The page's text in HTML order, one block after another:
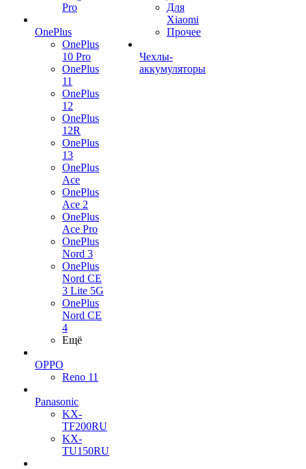
Pro
OnePlus
OnePlus
10 Pro
OnePlus
11
OnePlus
12
OnePlus
12R
OnePlus
13
OnePlus
Ace
OnePlus
Ace 2
OnePlus
Ace Pro
OnePlus
Nord 3
OnePlus
Nord CE
3 Lite 5G
OnePlus
Nord CE
4
Ещё
OPPO
Reno 11
Panasonic
KX-
TF200RU
KX-
TU150RU
Для
Xiaomi
Прочее
Чехлы-
аккумуляторы